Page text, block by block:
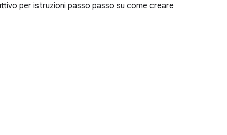
per istruzioni passo passo su come creare